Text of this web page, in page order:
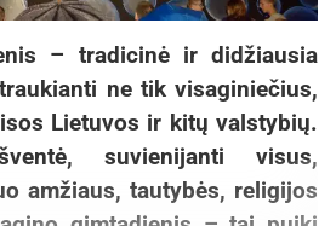
– tradicinė ir didžiausia
ne tik visaginiečius,
Lietuvos ir kitų valstybių.
suvienijanti visus,
amžiaus, tautybės, religijos